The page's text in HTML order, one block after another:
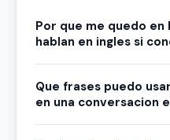
Por que me quedo en
hablan en ingles si
Que frases puedo
en una conversacion